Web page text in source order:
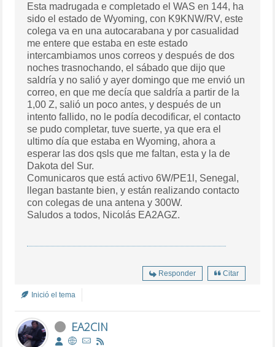
Esta madrugada e completado el WAS en 144, ha
sido el estado de Wyoming, con K9KNW/RV, este
colega va en una autocarabana y por casualidad
me entere que estaba en este estado
intercambiamos unos correos y después de dos
noches trasnochando, el sábado que dijo que
saldría y no salió y ayer domingo que me envió un
correo, en que me decía que saldría a partir de la
1,00 Z, salió un poco antes, y después de un
intento fallido, no le podía decodificar, el contacto
se pudo completar, tuve suerte, ya que era el
ultimo día que estaba en Wyoming, ahora a
esperar las dos qsls que me faltan, esta y la de
Dakota del Sur.
Comunicaros que está activo 6W/PE1l, Senegal,
llegan bastante bien, y están realizando contacto
con colegas de una antena y 300W.
Saludos a todos, Nicolás EA2AGZ.
Responder Citar
Inició el tema
EA2CIN